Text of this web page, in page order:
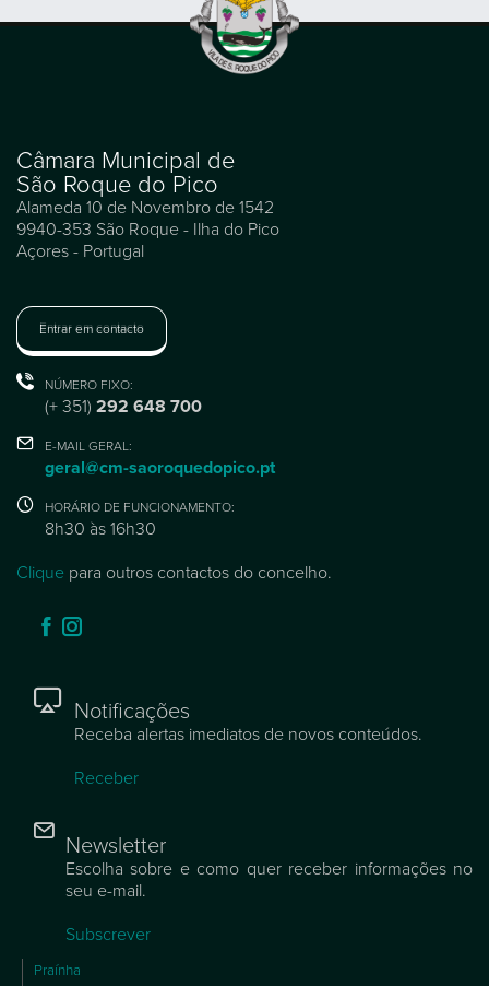
Câmara Municipal de
São Roque do Pico
Alameda 10 de Novembro de 1542
9940-353 São Roque - Ilha do Pico
Açores - Portugal
Entrar em contacto
NÚMERO FIXO:
(+ 351) 292 648 700
E-MAIL GERAL:
geral@cm-saoroquedopico.pt
HORÁRIO DE FUNCIONAMENTO:
8h30 às 16h30
Clique para outros contactos do concelho.
Notificações
Receba alertas imediatos de novos conteúdos.
Receber
Newsletter
Escolha sobre e como quer receber informações no
seu e-mail.
Subscrever
Praínha